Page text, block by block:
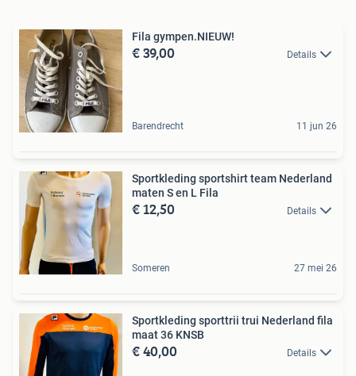
Fila gympen.NIEUW!
€ 39,00 Details
Barendrecht 11 jun 26
Sportkleding sportshirt team Nederland
maten S en L Fila
€ 12,50 Details
Someren 27 mei 26
Sportkleding sporttrii trui Nederland fila
maat 36 KNSB
€ 40,00 Details